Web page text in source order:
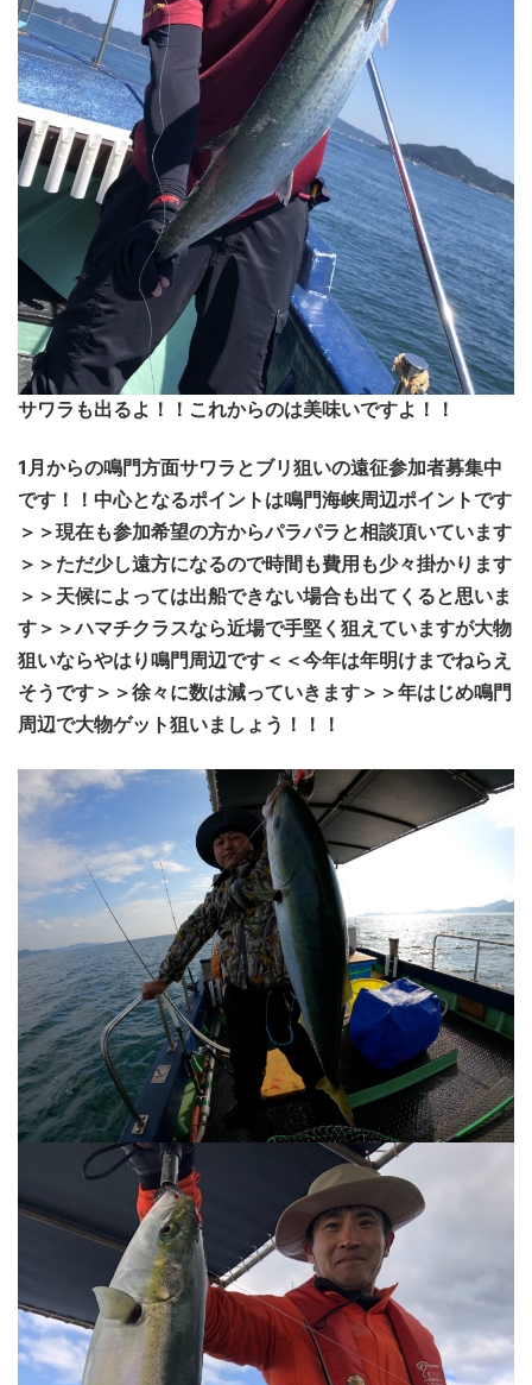
サワラも出るよ！！これからのは美味いですよ！！
1月からの鳴門方面サワラとブリ狙いの遠征参加者募集中
です！！中心となるポイントは鳴門海峡周辺ポイントです
＞＞現在も参加希望の方からパラパラと相談頂いています
＞＞ただ少し遠方になるので時間も費用も少々掛かります
＞＞天候によっては出船できない場合も出てくると思いま
す＞＞ハマチクラスなら近場で手堅く狙えていますが大物
狙いならやはり鳴門周辺です＜＜今年は年明けまでねらえ
そうです＞＞徐々に数は減っていきます＞＞年はじめ鳴門
周辺で大物ゲット狙いましょう！！！